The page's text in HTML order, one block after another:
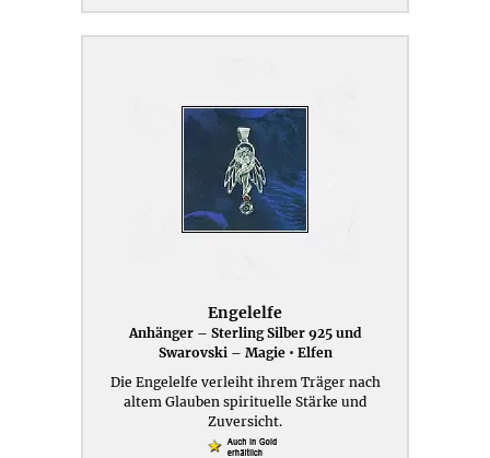
Engelelfe
Anhänger – Sterling Silber 925 und
Swarovski – Magie • Elfen
Die Engelelfe verleiht ihrem Träger nach
altem Glauben spirituelle Stärke und
Zuversicht.